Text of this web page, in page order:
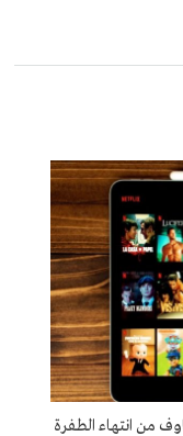
من انتهاء الطفرة